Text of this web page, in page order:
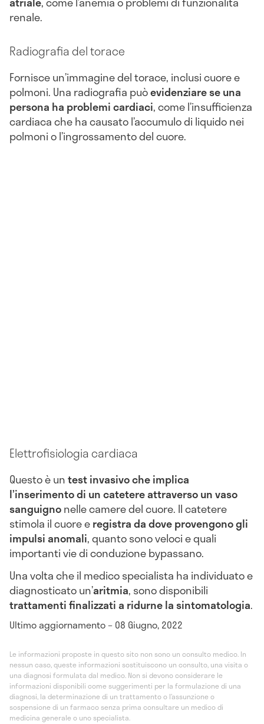
renale.
Radiografia del torace
Fornisce un’immagine del torace, inclusi cuore e
polmoni. Una radiografia puòevidenziare se una
persona ha problemi cardiaci, come l’insufficienza
cardiaca che ha causato l’accumulo di liquido nei
polmoni o l’ingrossamento del cuore.
Elettrofisiologia cardiaca
Questo è untest invasivo che implica
l’inserimento di un catetere attraverso un vaso
sanguignonelle camere del cuore. Il catetere
stimola il cuore eregistra da dove provengono gli
impulsi anomali, quanto sono veloci e quali
importanti vie di conduzione bypassano.
Una volta che il medico specialista ha individuato e
diagnosticato un’aritmia, sono disponibili
trattamenti finalizzati a ridurne la sintomatologia.
Ultimo aggiornamento – 08 Giugno, 2022
Le informazioni proposte in questo sito non sono un consulto medico. In
nessun caso, queste informazioni sostituiscono un consulto, una visita o
una diagnosi formulata dal medico. Non si devono considerare le
informazioni disponibili come suggerimenti per la formulazione di una
diagnosi, la determinazione di un trattamento o l’assunzione o
sospensione di un farmaco senza prima consultare un medico di
medicina generale o uno specialista.